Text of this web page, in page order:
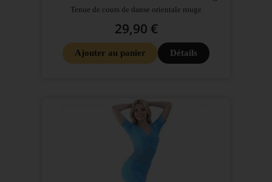
Tenue de cours de danse orientale rouge
29,90 €
Ajouter au panier Détails